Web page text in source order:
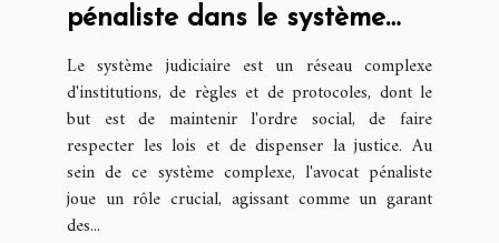
pénaliste dans le système
Le système judiciaire est un réseau complexe
d'institutions, de règles et de protocoles, dont le
but est de maintenir l'ordre social, de faire
respecter les lois et de dispenser la justice. Au
sein de ce système complexe, l'avocat pénaliste
joue un rôle crucial, agissant comme un garant
des...